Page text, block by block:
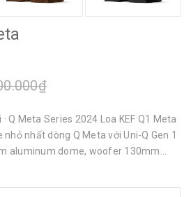
Q Meta Series 2024 Loa KEF Q1 Meta
nhất dòng Q Meta với Uni-Q Gen 1
aluminum dome, woofer 130mm...